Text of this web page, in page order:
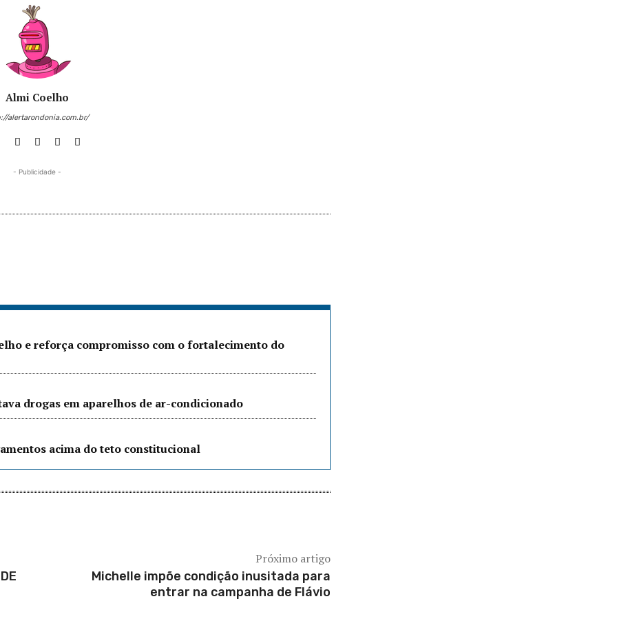
Almi Coelho
alertarondonia.com.br/
- Publicidade -
e reforça compromisso com o fortalecimento do
drogas em aparelhos de ar-condicionado
acima do teto constitucional
Próximo artigo
Michelle impõe condição inusitada para
entrar na campanha de Flávio